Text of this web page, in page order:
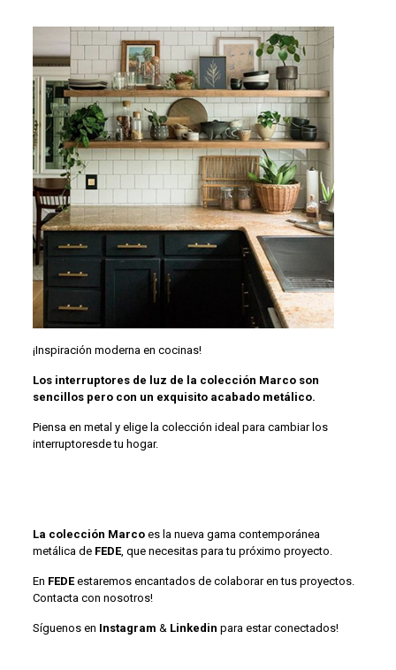
¡Inspiración moderna en cocinas!
Los interruptoresde luz de la colección Marco son
sencillos pero con un exquisito acabado metálico.
Piensa en metal y elige la colección ideal para cambiar los
interruptoresde tu hogar.
La colección Marco es la nueva gama contemporánea
metálica de FEDE, que necesitas para tu próximo proyecto.
En FEDEestaremos encantados de colaborar en tus proyectos.
Contacta con nosotros!
Síguenos en Instagram & Linkedin para estar conectados!